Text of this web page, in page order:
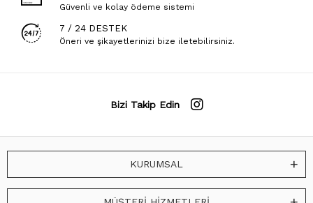
Güvenli ve kolay ödeme sistemi
7 / 24 DESTEK
Öneri ve şikayetlerinizi bize iletebilirsiniz.
Bizi Takip Edin
KURUMSAL